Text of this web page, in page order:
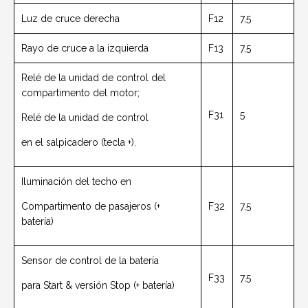
Luz de cruce derecha F12 7,5
Rayo de cruce a la izquierda F13 7,5
Relé de la unidad de control del
compartimento del motor;
Relé de la unidad de control
en el salpicadero (tecla +).
F31 5
Iluminación del techo en
Compartimento de pasajeros (+
batería)
F32 7,5
Sensor de control de la batería
para Start & versión Stop (+ batería)
F33 7,5